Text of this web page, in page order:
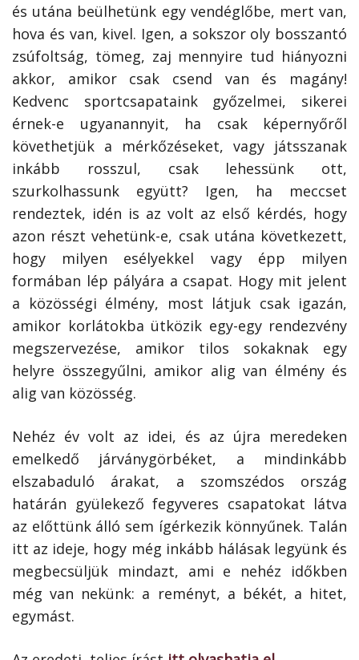
és utána beülhetünk egy vendéglőbe, mert van,
hova és van, kivel. Igen, a sokszor oly bosszantó
zsúfoltság, tömeg, zaj mennyire tud hiányozni
akkor, amikor csak csend van és magány!
Kedvenc sportcsapataink győzelmei, sikerei
érnek-e ugyanannyit, ha csak képernyőről
követhetjük a mérkőzéseket, vagy játsszanak
inkább rosszul, csak lehessünk ott,
szurkolhassunk együtt? Igen, ha meccset
rendeztek, idén is az volt az első kérdés, hogy
azon részt vehetünk-e, csak utána következett,
hogy milyen esélyekkel vagy épp milyen
formában lép pályára a csapat. Hogy mit jelent
a közösségi élmény, most látjuk csak igazán,
amikor korlátokba ütközik egy-egy rendezvény
megszervezése, amikor tilos sokaknak egy
helyre összegyűlni, amikor alig van élmény és
alig van közösség.
Nehéz év volt az idei, és az újra meredeken
emelkedő járványgörbéket, a mindinkább
elszabaduló árakat, a szomszédos ország
határán gyülekező fegyveres csapatokat látva
az előttünk álló sem ígérkezik könnyűnek. Talán
itt az ideje, hogy még inkább hálásak legyünk és
megbecsüljük mindazt, ami e nehéz időkben
még van nekünk: a reményt, a békét, a hitet,
egymást.